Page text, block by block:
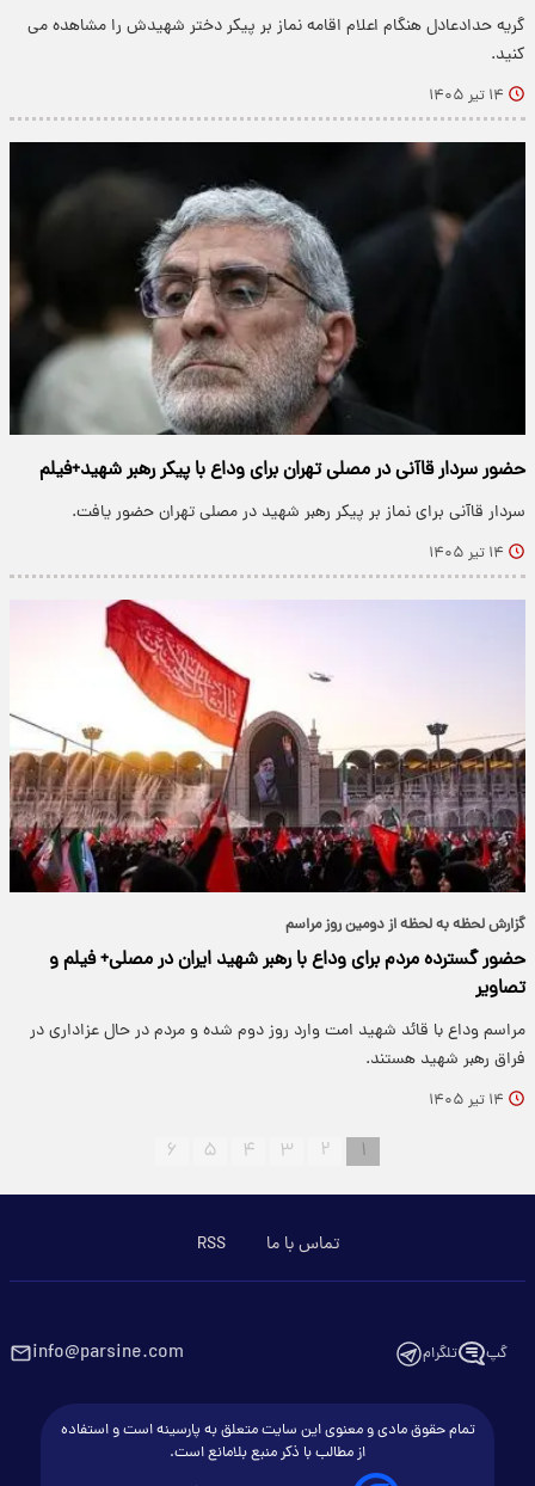
گریه‌ حدادعادل هنگام اعلام اقامه نماز بر پیکر‌ دختر شهیدش را مشاهده می
کنید.
۱۴ تیر ۱۴۰۵
حضور سردار قاآنی در مصلی تهران برای وداع با پیکر رهبر شهید+فیلم
سردار قاآنی برای نماز بر پیکر رهبر شهید در مصلی تهران حضور یافت.
۱۴ تیر ۱۴۰۵
گزارش لحظه به لحظه از دومین روز مراسم
حضور گسترده مردم برای وداع با رهبر شهید ایران در مصلی+ فیلم و
تصاویر
مراسم وداع با قائد شهید امت وارد روز دوم شده و مردم در حال عزاداری در
فراق رهبر شهید هستند.
۱۴ تیر ۱۴۰۵
۱ ۲ ۳ ۴ ۵ ۶
تماس با ما RSS
گپ تلگرام info@parsine.com
تمام حقوق مادی و معنوی این سایت متعلق به پارسینه است و استفاده
از مطالب با ذکر منبع بلامانع است.